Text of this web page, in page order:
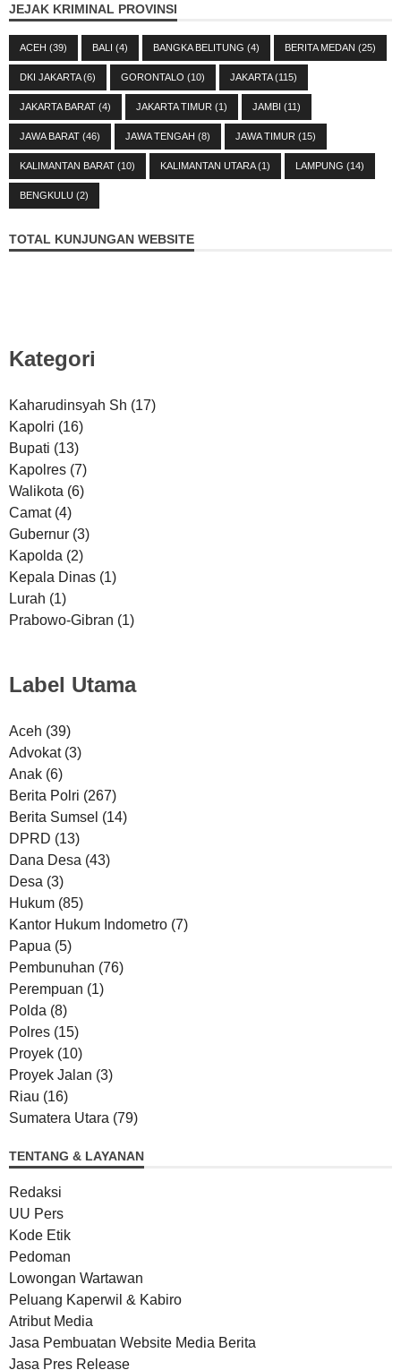
JEJAK KRIMINAL PROVINSI
ACEH (39) BALI (4) BANGKA BELITUNG (4) BERITA MEDAN (25)
DKI JAKARTA(6) GORONTALO (10) JAKARTA(115)
JAKARTA BARAT (4) JAKARTA TIMUR (1) JAMBI (11)
JAWA BARAT (46) JAWA TENGAH (8) JAWA TIMUR (15)
KALIMANTAN BARAT (10) KALIMANTAN UTARA(1) LAMPUNG (14)
BENGKULU (2)
TOTAL KUNJUNGAN WEBSITE
Kategori
Kaharudinsyah Sh (17)
Kapolri (16)
Bupati (13)
Kapolres (7)
Walikota (6)
Camat (4)
Gubernur (3)
Kapolda (2)
Kepala Dinas (1)
Lurah (1)
Prabowo-Gibran (1)
Label Utama
Aceh (39)
Advokat (3)
Anak (6)
Berita Polri (267)
Berita Sumsel (14)
DPRD (13)
Dana Desa (43)
Desa (3)
Hukum (85)
Kantor Hukum Indometro (7)
Papua (5)
Pembunuhan (76)
Perempuan (1)
Polda (8)
Polres (15)
Proyek (10)
Proyek Jalan (3)
Riau (16)
Sumatera Utara (79)
TENTANG & LAYANAN
Redaksi
UU Pers
Kode Etik
Pedoman
Lowongan Wartawan
Peluang Kaperwil & Kabiro
Atribut Media
Jasa Pembuatan Website Media Berita
Jasa Pres Release